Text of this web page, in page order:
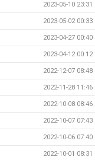
2023-05-10 23:31
2023-05-02 00:33
2023-04-27 00:40
2023-04-12 00:12
2022-12-07 08:48
2022-11-28 11:46
2022-10-08 08:46
2022-10-07 07:43
2022-10-06 07:40
2022-10-01 08:31